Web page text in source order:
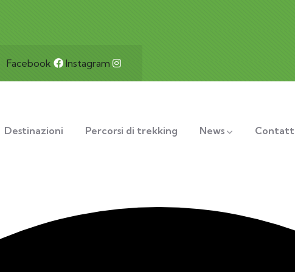
Facebook Instagram
Destinazioni Percorsi di trekking News